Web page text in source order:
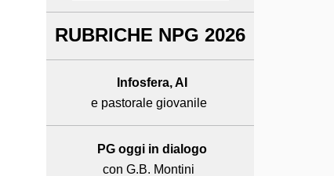
RUBRICHE NPG 2026
Infosfera, AI
e pastorale giovanile
PG oggi in dialogo
con G.B. Montini